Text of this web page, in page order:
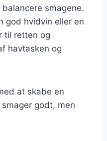
smagene.
god hvidvin eller en
til retten og
havtasken og
at skabe en
godt, men